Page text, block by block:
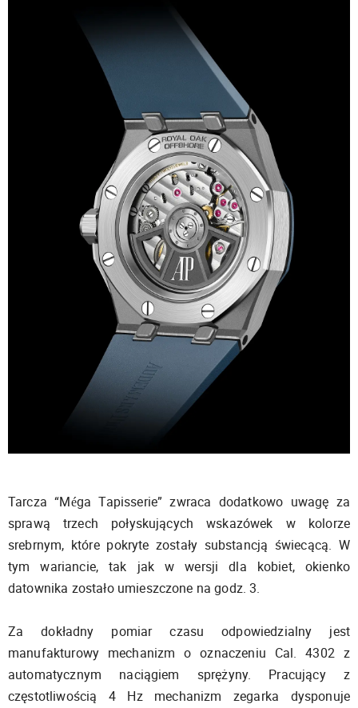
Tarcza “Méga Tapisserie” zwraca dodatkowo uwagę za
sprawą trzech połyskujących wskazówek w kolorze
srebrnym, które pokryte zostały substancją świecącą. W
tym wariancie, tak jak w wersji dla kobiet, okienko
datownika zostało umieszczone na godz. 3.
Za dokładny pomiar czasu odpowiedzialny jest
manufakturowy mechanizm o oznaczeniu Cal. 4302 z
automatycznym naciągiem sprężyny. Pracujący z
częstotliwością 4 Hz mechanizm zegarka dysponuje